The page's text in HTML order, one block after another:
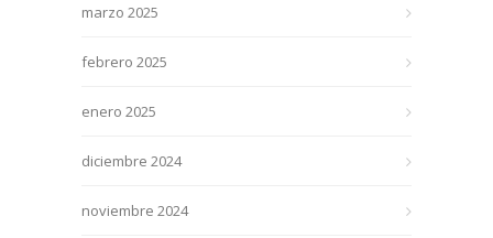
marzo 2025
febrero 2025
enero 2025
diciembre 2024
noviembre 2024